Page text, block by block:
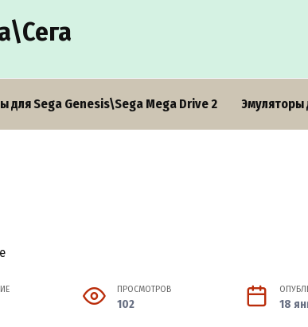
для Sega Genesis\Sega Mega Drive 2 Эмуляторы
ПРОСМОТРОВ
102 18